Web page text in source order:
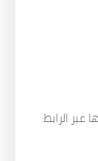
عبر الرابط: